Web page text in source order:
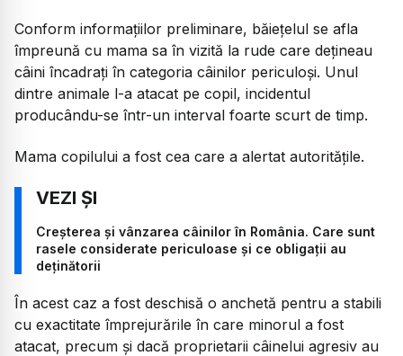
Conform informațiilor preliminare, băiețelul se afla
împreună cu mama sa în vizită la rude care dețineau
câini încadrați în categoria câinilor periculoși. Unul
dintre animale l-a atacat pe copil, incidentul
producându-se într-un interval foarte scurt de timp.
Mama copilului a fost cea care a alertat autoritățile.
Creșterea și vânzarea câinilor în România. Care sunt
rasele considerate periculoase și ce obligații au
deținătorii
În acest caz a fost deschisă o anchetă pentru a stabili
cu exactitate împrejurările în care minorul a fost
atacat, precum și dacă proprietarii câinelui agresiv au